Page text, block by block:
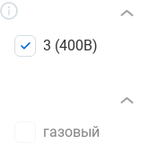
3 (400В)
газовый